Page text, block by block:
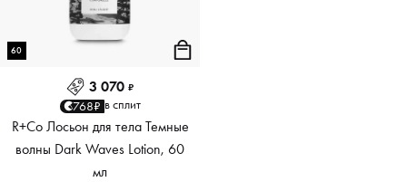
60
3 070 ₽
768₽ в сплит
R+Co Лосьон для тела Темные
волны Dark Waves Lotion, 60
мл